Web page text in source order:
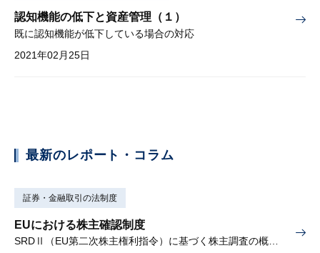
認知機能の低下と資産管理（１）
既に認知機能が低下している場合の対応
2021年02月25日
最新のレポート・コラム
証券・金融取引の法制度
EUにおける株主確認制度
SRDⅡ（EU第二次株主権利指令）に基づく株主調査の概要と課題